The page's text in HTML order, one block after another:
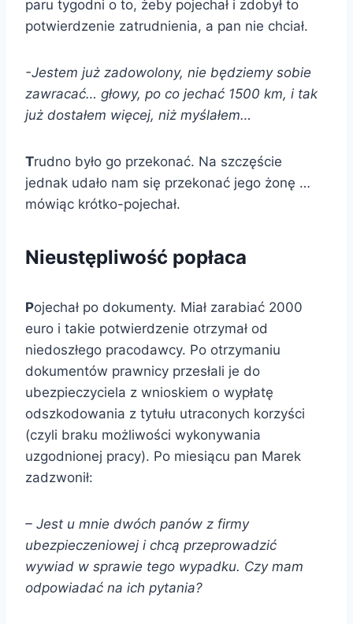
paru tygodni o to, żeby pojechał i zdobył to
potwierdzenie zatrudnienia, a pan nie chciał.
-Jestem już zadowolony, nie będziemy sobie
zawracać… głowy, po co jechać 1500 km, i tak
już dostałem więcej, niż myślałem…
Trudno było go przekonać. Na szczęście
jednak udało nam się przekonać jego żonę …
mówiąc krótko-pojechał.
Nieustępliwość popłaca
Pojechał po dokumenty. Miał zarabiać 2000
euro i takie potwierdzenie otrzymał od
niedoszłego pracodawcy. Po otrzymaniu
dokumentów prawnicy przesłali je do
ubezpieczyciela z wnioskiem o wypłatę
odszkodowania z tytułu utraconych korzyści
(czyli braku możliwości wykonywania
uzgodnionej pracy). Po miesiącu pan Marek
zadzwonił:
– Jest u mnie dwóch panów z firmy
ubezpieczeniowej i chcą przeprowadzić
wywiad w sprawie tego wypadku. Czy mam
odpowiadać na ich pytania?